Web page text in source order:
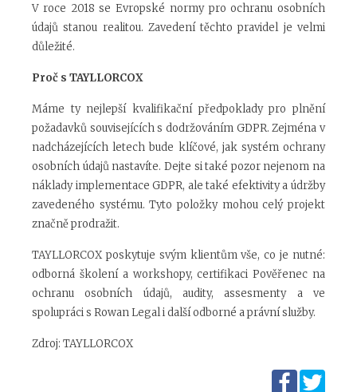
V roce 2018 se Evropské normy pro ochranu osobních
údajů stanou realitou. Zavedení těchto pravidel je velmi
důležité.
Proč s TAYLLORCOX
Máme ty nejlepší kvalifikační předpoklady pro plnění
požadavků souvisejících s dodržováním GDPR. Zejména v
nadcházejících letech bude klíčové, jak systém ochrany
osobních údajů nastavíte. Dejte si také pozor nejenom na
náklady implementace GDPR, ale také efektivity a údržby
zavedeného systému. Tyto položky mohou celý projekt
značně prodražit.
TAYLLORCOX poskytuje svým klientům vše, co je nutné:
odborná školení a workshopy, certifikaci Pověřenec na
ochranu osobních údajů, audity, assesmenty a ve
spolupráci s Rowan Legal i další odborné a právní služby.
Zdroj: TAYLLORCOX